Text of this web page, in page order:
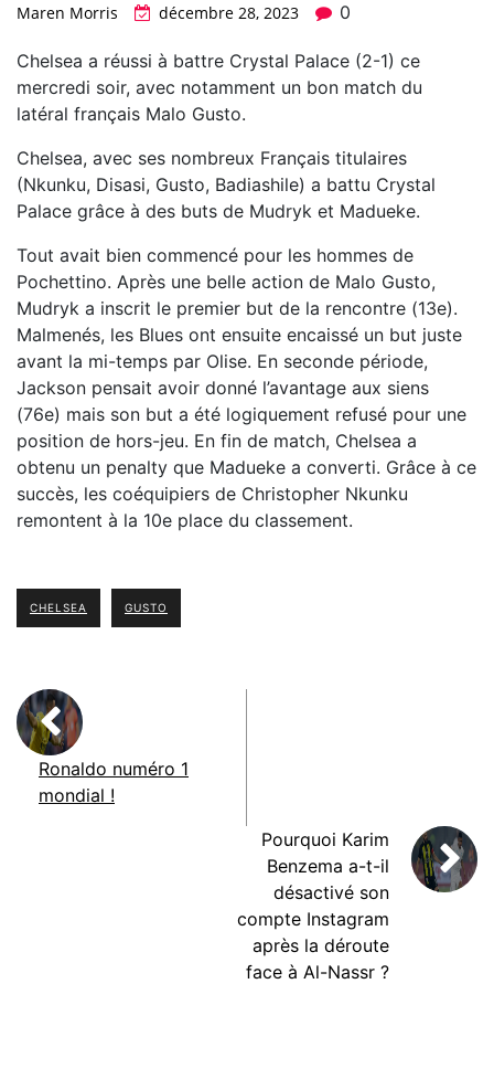
Maren Morris décembre 28, 2023 0
Chelsea a réussi à battre Crystal Palace (2-1) ce
mercredi soir, avec notamment un bon match du
latéral français Malo Gusto.
Chelsea, avec ses nombreux Français titulaires
(Nkunku, Disasi, Gusto, Badiashile) a battu Crystal
Palace grâce à des buts de Mudryk et Madueke.
Tout avait bien commencé pour les hommes de
Pochettino. Après une belle action de Malo Gusto,
Mudryk a inscrit le premier but de la rencontre (13e).
Malmenés, les Blues ont ensuite encaissé un but juste
avant la mi-temps par Olise. En seconde période,
Jackson pensait avoir donné l’avantage aux siens
(76e) mais son but a été logiquement refusé pour une
position de hors-jeu. En fin de match, Chelsea a
obtenu un penalty que Madueke a converti. Grâce à ce
succès, les coéquipiers de Christopher Nkunku
remontent à la 10e place du classement.
CHELSEA GUSTO
Ronaldo numéro 1
mondial !
Pourquoi Karim
Benzema a-t-il
désactivé son
compte Instagram
après la déroute
face à Al-Nassr ?